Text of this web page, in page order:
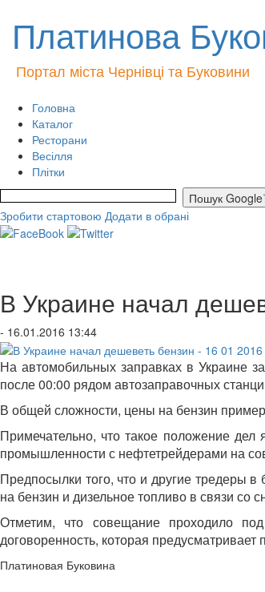
Платинова
Портал міста Чернівці та Буковини
Головна
Каталог
Ресторани
Весілля
Плітки
Зробити стартовою Додати в обрані
В Украине начал
- 16.01.2016 13:44
На автомобильных заправках в Украине
после 00:00 рядом автозаправочных
В общей сложности, цены на бензин
Примечательно, что такое положение дел
промышленности с нефтетрейдерами на
Предпосылки того, что и другие тредеры
на бензин и дизельное топливо в связи
Отметим, что совещание проходило
договоренность, которая
Платиновая Буковина